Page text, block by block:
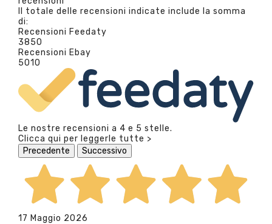
Il totale delle recensioni indicate include la somma
di:
Recensioni Feedaty
3850
Recensioni Ebay
5010
Le nostre recensioni a 4 e 5 stelle.
Clicca qui per leggerle tutte >
Precedente
Successivo
17 Maggio 2026